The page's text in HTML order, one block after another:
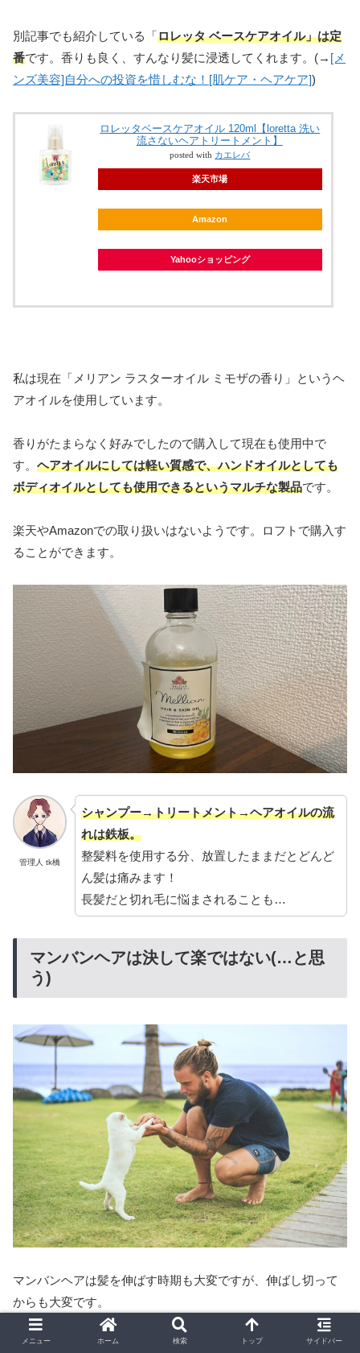
別記事でも紹介している「ロレッタ ベースケアオイル」は定
番です。香りも良く、すんなり髪に浸透してくれます。(→ [メ
ンズ美容]自分への投資を惜しむな！[肌ケア・ヘアケア])
ロレッタベースケアオイル 120ml【loretta 洗い
流さないヘアトリートメント】
posted with カエレバ
楽天市場
Amazon
Yahooショッピング
私は現在「メリアン ラスターオイル ミモザの香り」というヘ
アオイルを使用しています。
香りがたまらなく好みでしたので購入して現在も使用中で
す。 ヘアオイルにしては軽い質感で、ハンドオイルとしても
ボディオイルとしても使用できるというマルチな製品です。
楽天やAmazonでの取り扱いはないようです。ロフトで購入す
ることができます。
管理人 tk橋
シャンプー→トリートメント→ヘアオイルの流
れは鉄板。
整髪料を使用する分、放置したままだとどんど
ん髪は痛みます！
長髪だと切れ毛に悩まされることも…
マンバンヘアは決して楽ではない(…と思
う)
マンバンヘアは髪を伸ばす時期も大変ですが、伸ばし切って
からも大変です。
マンバンヘアなら結んで終わり！などと甘く考えていました
メニュー ホーム 検索 トップ サイドバー